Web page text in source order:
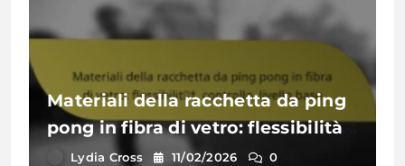
Materiali della racchetta da ping
pong in fibra di vetro: flessibilità,
controllo, livello base
Lydia Cross 11/02/2026 0